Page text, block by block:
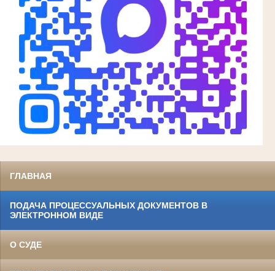
ГЛАВНАЯ
ПОДАЧА ПРОЦЕССУАЛЬНЫХ ДОКУМЕНТОВ В
ЭЛЕКТРОННОМ ВИДЕ
О СУДЕ